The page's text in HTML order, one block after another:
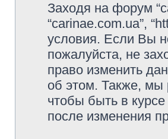
Заходя на форум
“carinae.com.ua”,
условия. Если Вы
пожалуйста, не
право изменить
об этом. Также, мы
чтобы быть в
после изменения